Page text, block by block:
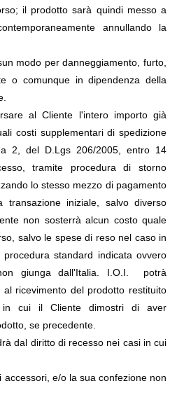
il prodotto sarà quindi messo a
annullando la
modo per danneggiamento, furto,
o comunque in dipendenza della
al Cliente l'intero importo già
costi supplementari di spedizione
2, del D.Lgs 206/2005, entro 14
tramite procedura di storno
lo stesso mezzo di pagamento
iniziale, salvo diverso
non sosterrà alcun costo quale
salvo le spese di reso nel caso in
standard indicata ovvero
giunga dall'Italia. I.O.I.  potrà
ricevimento del prodotto restituito
cui il Cliente dimostri di aver
se precedente.
dal diritto di recesso nei casi in cui
e/o la sua confezione non